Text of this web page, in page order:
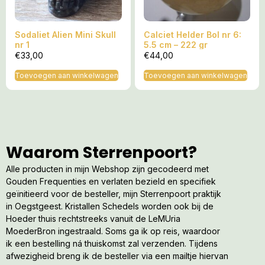
Sodaliet Alien Mini Skull
nr 1
€33,00
Toevoegen aan winkelwagen
Calciet Helder Bol nr 6:
5.5 cm – 222 gr
€44,00
Toevoegen aan winkelwagen
Waarom Sterrenpoort?
Alle producten in mijn Webshop zijn gecodeerd met
Gouden Frequenties en verlaten bezield en specifiek
geïnitieerd voor de besteller, mijn Sterrenpoort praktijk
in Oegstgeest. Kristallen Schedels worden ook bij de
Hoeder thuis rechtstreeks vanuit de LeMUria
MoederBron ingestraald. Soms ga ik op reis, waardoor
ik een bestelling ná thuiskomst zal verzenden. Tijdens
afwezigheid breng ik de besteller via een mailtje hiervan